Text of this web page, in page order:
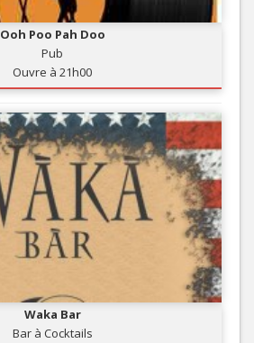
Ooh Poo Pah Doo
Pub
Ouvre à 21h00
Waka Bar
Bar à Cocktails